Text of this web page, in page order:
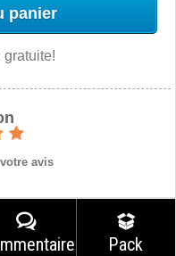
panier
gratuite!
avis
Pack